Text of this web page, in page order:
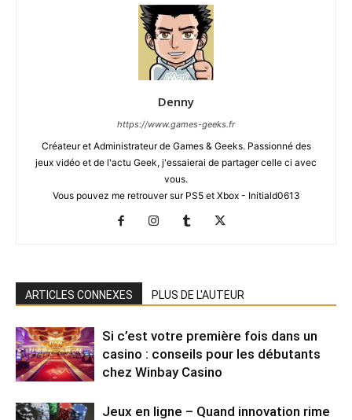
Denny
https://www.games-geeks.fr
Créateur et Administrateur de Games & Geeks. Passionné des
jeux vidéo et de l'actu Geek, j'essaierai de partager celle ci avec
vous.
Vous pouvez me retrouver sur PS5 et Xbox - Initiald0613
ARTICLES CONNEXES PLUS DE L'AUTEUR
Si c’est votre première fois dans un
casino : conseils pour les débutants
chez Winbay Casino
Jeux en ligne – Quand innovation rime